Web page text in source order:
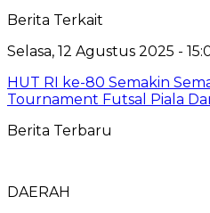
Berita Terkait
Selasa, 12 Agustus 2025 -
HUT RI ke-80 Semakin
Tournament Futsal Piala
Berita Terbaru
DAERAH